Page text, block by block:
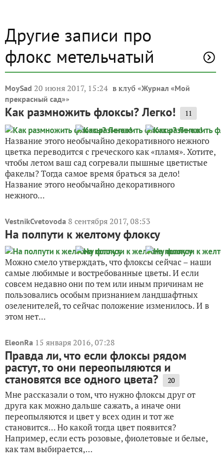
Другие записи про
флокс метельчатый
MoySad 20 июня 2017, 15:24 в клуб «Журнал «Мой
прекрасный сад»»
Как размножить флоксы? Легко! 11
Название этого необычайно декоративного нежного
цветка переводится с греческого как «пламя». Хотите,
чтобы летом ваш сад согревали пышные цветистые
факелы? Тогда самое время браться за дело!
Название этого необычайно декоративного
нежного...
VestnikCvetovoda 8 сентября 2017, 08:53
На полпути к желтому флоксу
Можно смело утверждать, что флоксы сейчас – наши
самые любимые и востребованные цветы. И если
совсем недавно они по тем или иным причинам не
пользовались особым признанием ландшафтных
озеленителей, то сейчас положение изменилось. И в
этом нет...
EleonRa 15 января 2016, 07:28
Правда ли, что если флоксы рядом
растут, то они переопыляются и
становятся все одного цвета? 20
Мне рассказали о том, что нужно флоксы друг от
друга как можно дальше сажать, а иначе они
переопыляются и цвет у всех один и тот же
становится… Но какой тогда цвет появится?
Например, если есть розовые, фиолетовые и белые,
как там выбирается,...